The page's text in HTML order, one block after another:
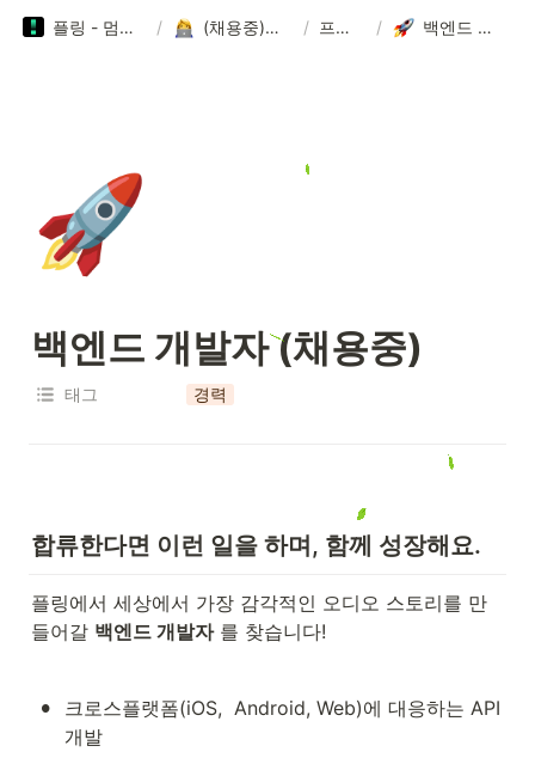
플링 - 멈춤 없는 로맨스 플레이! / (채용중)플링에서 일하기 / 프로덕트팀 / 백엔드 개발자 (채용중)
🚀
백엔드 개발자 (채용중)
태그 경력
합류한다면 이런 일을 하며, 함께 성장해요.
플링에서 세상에서 가장 감각적인 오디오 스토리를 만
들어갈 백엔드 개발자 를 찾습니다!
•
크로스플랫폼(iOS,  Android, Web)에 대응하는 API
개발